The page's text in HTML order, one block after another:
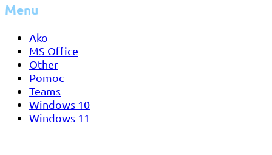
Menu
Ako
MS Office
Other
Pomoc
Teams
Windows 10
Windows 11